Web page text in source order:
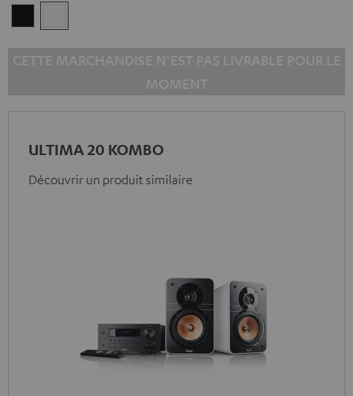
ULTIMA 20 KOMBO
Découvrir un produit similaire